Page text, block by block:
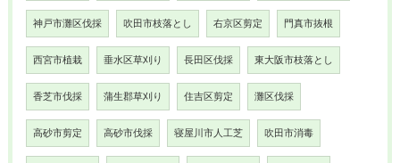
神戸市灘区伐採 吹田市枝落とし 右京区剪定 門真市抜根
西宮市植栽 垂水区草刈り 長田区伐採 東大阪市枝落とし
香芝市伐採 蒲生郡草刈り 住吉区剪定 灘区伐採
高砂市剪定 高砂市伐採 寝屋川市人工芝 吹田市消毒